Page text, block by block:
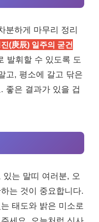
분하게 마무리 정리
(庚辰) 일주의 굳건
발휘할 수 있도록 도
고, 평소에 갈고 닦은
좋은 결과가 있을 겁
있는 말띠 여러분, 오
는 것이 중요합니다.
태도와 밝은 미소로